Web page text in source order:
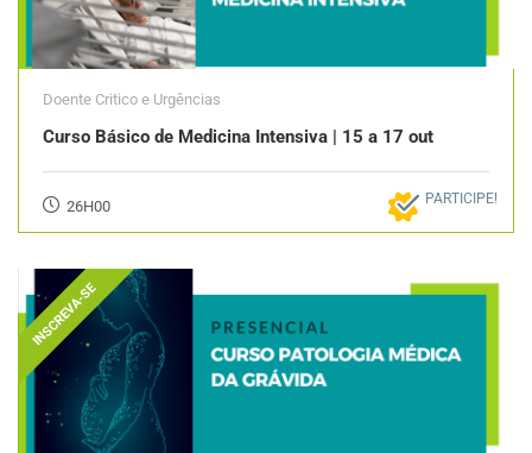
Doente Critico e Urgências
Curso Básico de Medicina Intensiva | 15 a 17 out
26H00 PARTICIPE!
INSCREVA-SE